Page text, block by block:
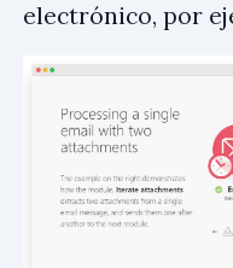
electrónico, por